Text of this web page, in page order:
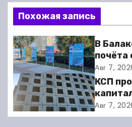
в
и
г
а
ц
и
Похожая запись
В
почёта
Авг 7,
КСП
Авг 7,